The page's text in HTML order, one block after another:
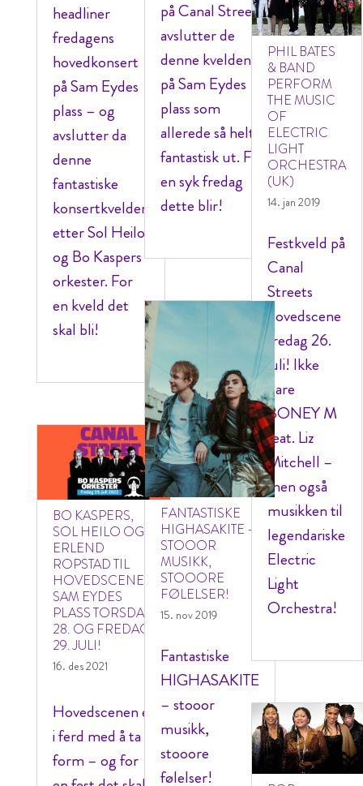
headliner
fredagens
hovedkonsert
på Sam Eydes
plass – og
avslutter da
denne
fantastiske
konsertkvelden
etter Sol Heilo
og Bo Kaspers
orkester. For
en kveld det
skal bli!
BO KASPERS,
SOL HEILO OG
ERLEND
ROPSTAD TIL
HOVEDSCENEN
SAM EYDES
PLASS TORSDAG
28. OG FREDAG
29. JULI!
16. des 2021
Hovedscenen er
i ferd med å ta
form – og for
på Canal Street
avslutter de
denne kvelden
på Sam Eydes
plass som
allerede så helt
fantastisk ut. For
en syk fredag
dette blir!
FANTASTISKE
HIGHASAKITE –
STOOOR
MUSIKK,
STOOORE
FØLELSER!
15. nov 2019
Fantastiske
HIGHASAKITE
– stooor
musikk,
stooore
følelser!
PHIL BATES
& BAND
PERFORM
THE MUSIC
OF
ELECTRIC
LIGHT
ORCHESTRA
(UK)
14. jan 2019
Festkveld på
Canal
Streets
hovedscene
fredag 26.
juli! Ikke
bare
BONEY M
feat. Liz
Mitchell –
men også
musikken til
legendariske
Electric
Light
Orchestra!